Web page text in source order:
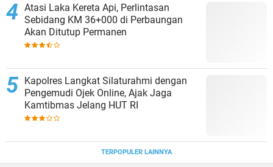
Atasi Laka Kereta Api, Perlintasan
Sebidang KM 36+000 di Perbaungan
Akan Ditutup Permanen
Kapolres Langkat Silaturahmi dengan
Pengemudi Ojek Online, Ajak Jaga
Kamtibmas Jelang HUT RI
TERPOPULER LAINNYA